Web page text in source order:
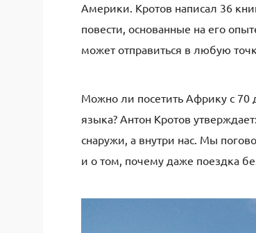
Америки. Кротов написал 36
повести, основанные на его
может отправиться в любую
Можно ли посетить Африку с 70
языка? Антон Кротов
снаружи, а внутри нас. Мы
и о том, почему даже поездка